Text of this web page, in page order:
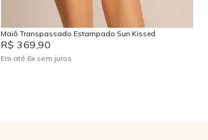
Adicionar na sacola
Maiô Transpassado Estampado Sun Kissed
R$ 369,90
Em até 6x sem juros